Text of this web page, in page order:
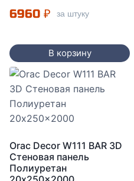
6960 ₽ за штуку
В корзину
Orac Decor W111 BAR 3D
Стеновая панель
Полиуретан